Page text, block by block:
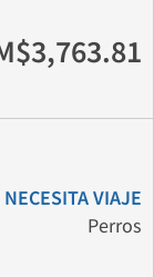
VIAJE
Perros